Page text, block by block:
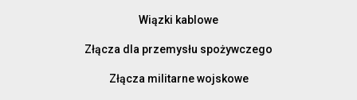
Wiązki kablowe
Złącza dla przemysłu spożywczego
Złącza militarne wojskowe